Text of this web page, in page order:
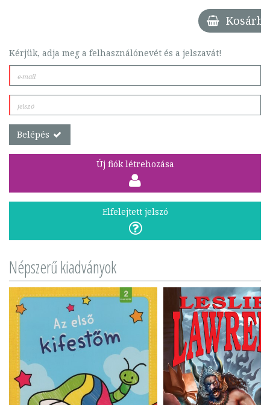
Kosárba
Kérjük, adja meg a felhasználónevét és a jelszavát!
Belépés
Új fiók létrehozása
Elfelejtett jelszó
Népszerű kiadványok